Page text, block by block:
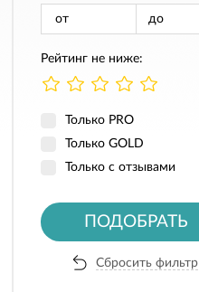
от до
Рейтинг не ниже:
Только PRO
Только GOLD
Только с отзывами
ПОДОБРАТЬ
Сбросить фильтр